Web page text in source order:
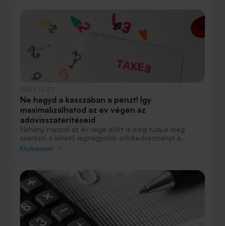
Ne hagyd a kasszában a pénzt! Így
maximalizálhatod az év végén az
adóvisszatérítéseid
Néhány nappal az év vége előtt is meg tudjuk még
szerezni a lehető legnagyobb adókedvezményt a
nyugdíj megtakarításra vagy egészségpénztárba
sem, kapunk-e családi szja visszatérítést, és ha igen,
marad-e még visszaigényelhető adónk.
Elolvasom